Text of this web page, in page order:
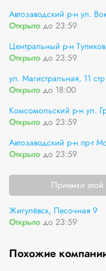
Автозаводский р-н ул.
Открыто до 23:59
Центральный р-н
Открыто до 23:59
ул. Магистральная, 11
Открыто до 18:00
Комсомольский р-н ул.
Открыто до 23:59
Автозаводский р-н пр-т
Открыто до 23:59
Приемки этой
Жигулёвск, Песочная 9
Открыто до 23:59
Похожие